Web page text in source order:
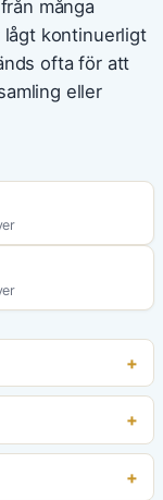
många
lågt kontinuerligt
ofta för att
eller